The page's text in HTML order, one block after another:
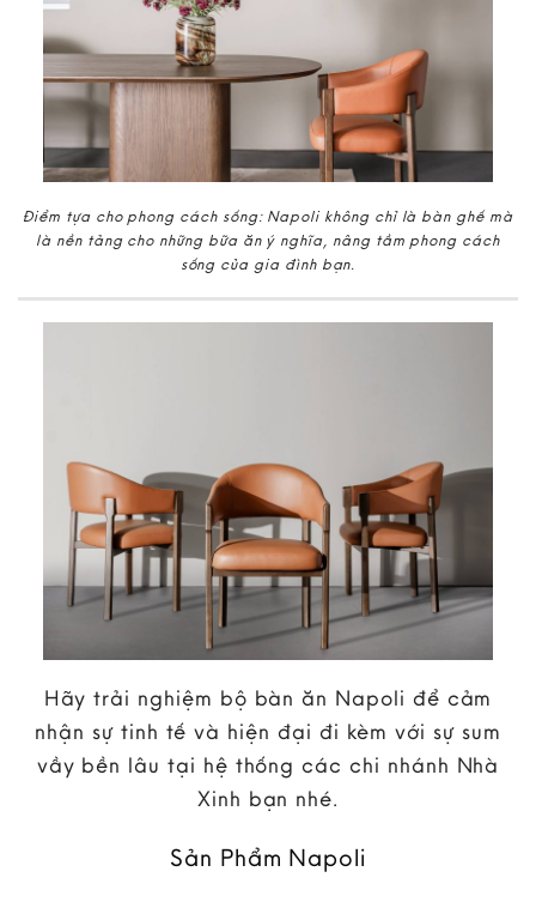
Điểm tựa cho phong cách sống: Napoli không chỉ là bàn ghế mà
là nền tảng cho những bữa ăn ý nghĩa, nâng tầm phong cách
sống của gia đình bạn.
Hãy trải nghiệm bộ bàn ăn Napoli để cảm
nhận sự tinh tế và hiện đại đi kèm với sự sum
vầy bền lâu tại hệ thống các chi nhánh Nhà
Xinh bạn nhé.
Sản Phẩm Napoli